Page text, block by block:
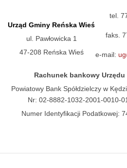
Urząd Gminy Reńska Wieś
ul. Pawłowicka 1
47-208 Reńska Wieś
tel.
faks.
e-mail:
Rachunek bankowy Urzędu
Powiatowy Bank Spółdzielczy w
Nr: 02-8882-1032-2001-0010-
Numer Identyfikacji Podatkowej: